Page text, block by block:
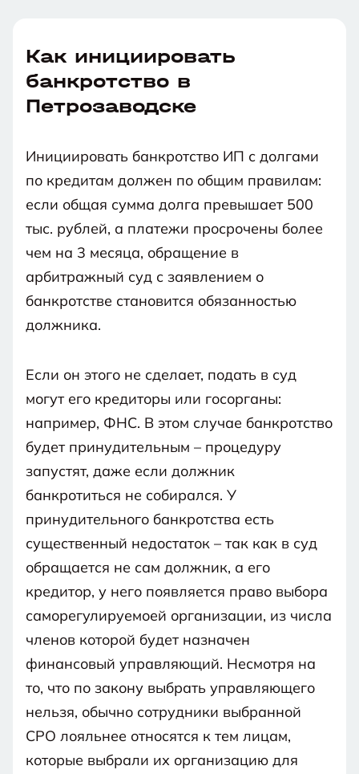
Как инициировать
банкротство в
Петрозаводске
Инициировать банкротство ИП с долгами
по кредитам должен по общим правилам:
если общая сумма долга превышает 500
тыс. рублей, а платежи просрочены более
чем на 3 месяца, обращение в
арбитражный суд с заявлением о
банкротстве становится обязанностью
должника.
Если он этого не сделает, подать в суд
могут его кредиторы или госорганы:
например, ФНС. В этом случае банкротство
будет принудительным – процедуру
запустят, даже если должник
банкротиться не собирался. У
принудительного банкротства есть
существенный недостаток – так как в суд
обращается не сам должник, а его
кредитор, у него появляется право выбора
саморегулируемоей организации, из числа
членов которой будет назначен
финансовый управляющий. Несмотря на
то, что по закону выбрать управляющего
нельзя, обычно сотрудники выбранной
СРО лояльнее относятся к тем лицам,
которые выбрали их организацию для